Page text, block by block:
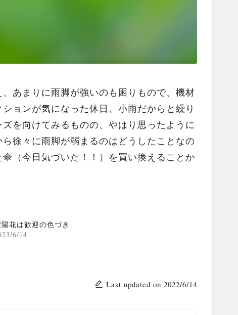
あまりに雨脚が強いのも困りもので、機材
ョンが気になった休日、小雨だからと繰り
を向けてみるものの、やはり思ったように
徐々に雨脚が弱まるのはどうしたことなの
（今日気づいた！！）を買い換えることか
花は歓迎の色づき
6/14
Last updated on 2022/6/14